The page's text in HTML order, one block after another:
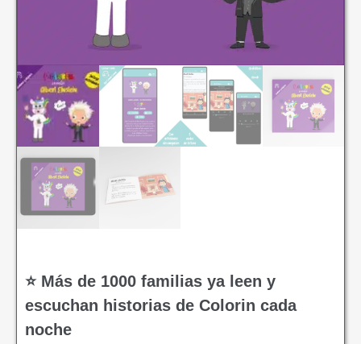
⭐ Más de 1000 familias ya leen y
escuchan historias de Colorin cada
noche